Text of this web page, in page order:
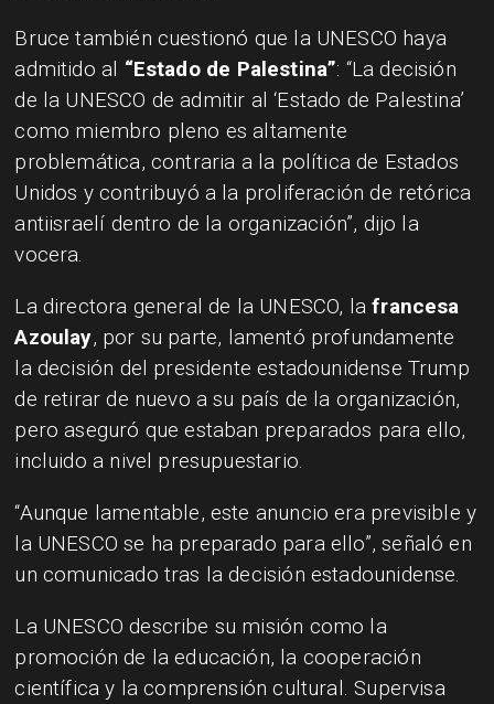
Bruce también cuestionó que la UNESCO haya
admitido al “Estado de Palestina”: “La decisión
de la UNESCO de admitir al ‘Estado de Palestina’
como miembro pleno es altamente
problemática, contraria a la política de Estados
Unidos y contribuyó a la proliferación de retórica
antiisraelí dentro de la organización”, dijo la
vocera.
La directora general de la UNESCO, lafrancesa
Azoulay, por su parte, lamentó profundamente
la decisión del presidente estadounidense Trump
de retirar de nuevo a su país de la organización,
pero aseguró que estaban preparados para ello,
incluido a nivel presupuestario.
“Aunque lamentable, este anuncio era previsible y
la UNESCO se ha preparado para ello”, señaló en
un comunicado tras la decisión estadounidense.
La UNESCO describe su misión como la
promoción de la educación, la cooperación
científica y la comprensión cultural. Supervisa